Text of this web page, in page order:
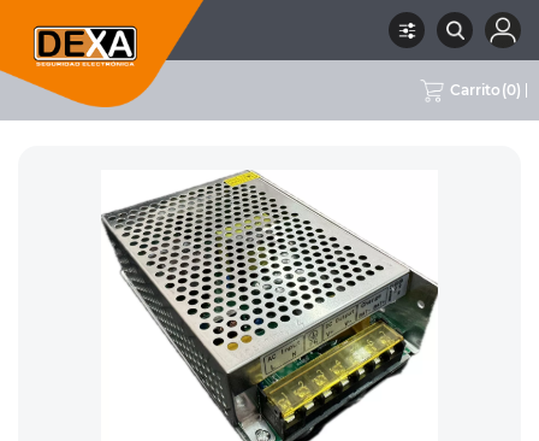
Carrito (0)
04 FUENTES DE
MARCA